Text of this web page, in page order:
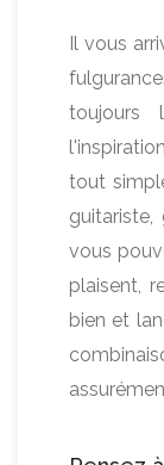
Il vous
toujours
tout
vous
plaisent,
bien et